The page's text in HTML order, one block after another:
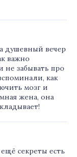
душевный вечер
важно
не забывать про
как
мозг и
жена, она
секреты есть